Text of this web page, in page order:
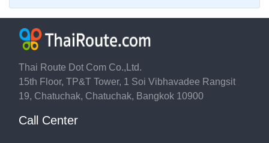
Thai Route Dot Com Co.,Ltd.
15th Floor, TP&T Tower, 1 Soi Vibhavadee Rangsit
19, Chatuchak, Chatuchak, Bangkok 10900
Call Center